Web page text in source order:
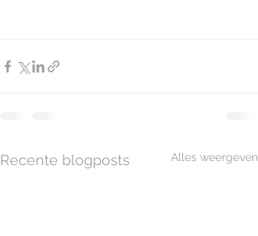
Recente blogposts Alles weergeven